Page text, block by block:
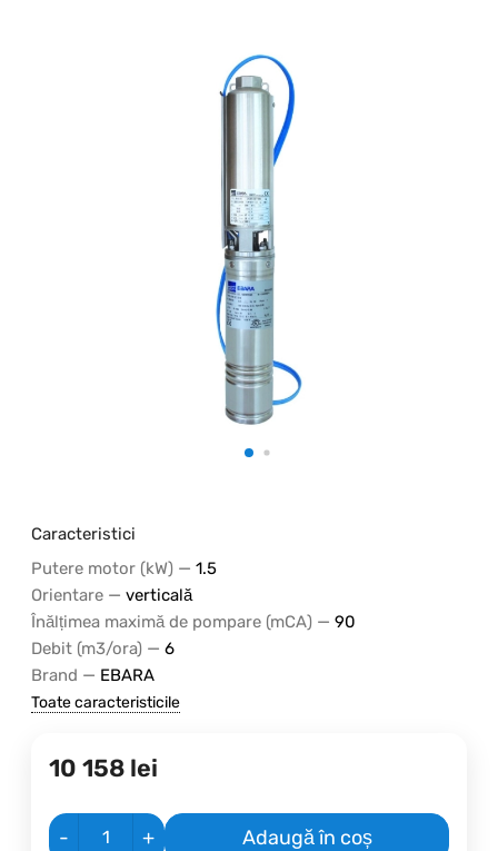
Caracteristici
Putere motor (kW) — 1.5
Orientare — verticală
Înălțimea maximă de pompare (mCA) — 90
Debit (m3/ora) — 6
Brand — EBARA
Toate caracteristicile
10 158 lei
- + Adaugă în coș